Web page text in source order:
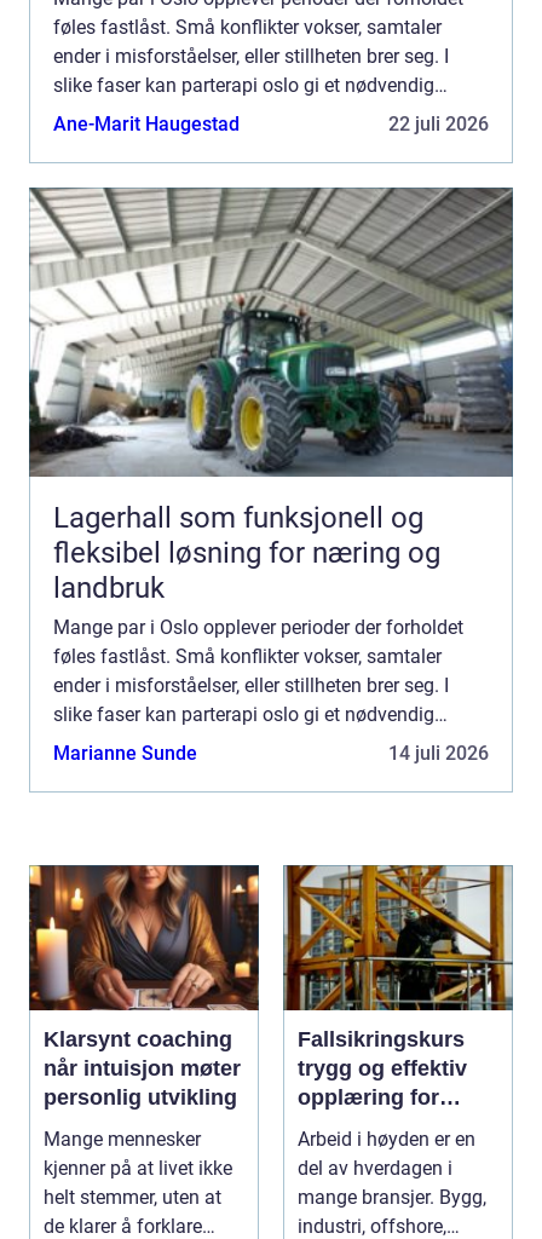
føles fastlåst. Små konflikter vokser, samtaler
ender i misforståelser, eller stillheten brer seg. I
slike faser kan parterapi oslo gi et nødvendig
pusterom, der to mennesker får hjelp til å forstå
Ane-Marit Haugestad 22 juli 2026
Lagerhall som funksjonell og
fleksibel løsning for næring og
landbruk
Mange par i Oslo opplever perioder der forholdet
føles fastlåst. Små konflikter vokser, samtaler
ender i misforståelser, eller stillheten brer seg. I
slike faser kan parterapi oslo gi et nødvendig
pusterom, der to mennesker får hjelp til å forstå
Marianne Sunde 14 juli 2026
Klarsynt coaching
når intuisjon møter
personlig utvikling
Mange mennesker
kjenner på at livet ikke
helt stemmer, uten at
de klarer å forklare
Fallsikringskurs
trygg og effektiv
opplæring for
arbeid i høyden
Arbeid i høyden er en
del av hverdagen i
mange bransjer. Bygg,
industri, offshore,